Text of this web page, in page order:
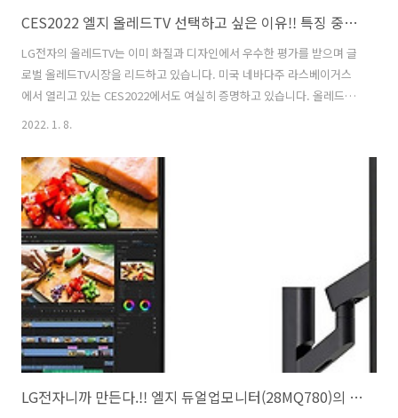
CES2022 엘지 올레드TV 선택하고 싶은 이유!! 특징 중에 AI 알파9 프로세서의 화질과 음질 극대화
LG전자의 올레드TV는 이미 화질과 디자인에서 우수한 평가를 받으며 글
로벌 올레드TV시장을 리드하고 있습니다. 미국 네바다주 라스베이거스
에서 열리고 있는 CES2022에서도 여실히 증명하고 있습니다. 올레드TV
최초 42인치와 97인치까지 라인업에 추가하면서 글로벌 올레드TV 시장
드TV로 전환을 준비하고 있어 올레드TV의 대중화가 더욱 빨라질 듯합니
다. 물론 기술력의 차이는 당분간 있겠지만 분위기는 LCD TV에서 올레
드TV로 전환되었음을 증명하고 있는 부분이라고 생각합니다. AI 알파9
프로세서가 자발광 올레드의 화질과 음질을 극대화 LG전자의 AI 알파9
프로세서는 벌써 5세대까지 업그레이드되어 2013년부터 축적해온 올레
드 T..
2022. 1. 8.
LG전자니까 만든다.!! 엘지 듀얼업모니터(28MQ780)의 위아래화면 KVM과 PBP 기능 제공